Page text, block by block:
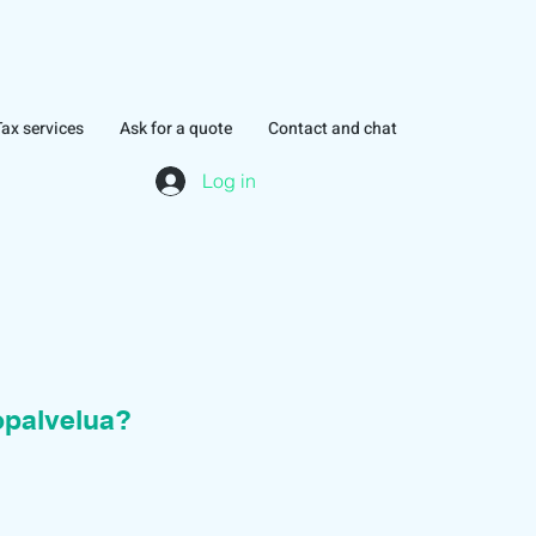
services Ask for a quote Contact and chat
Log in